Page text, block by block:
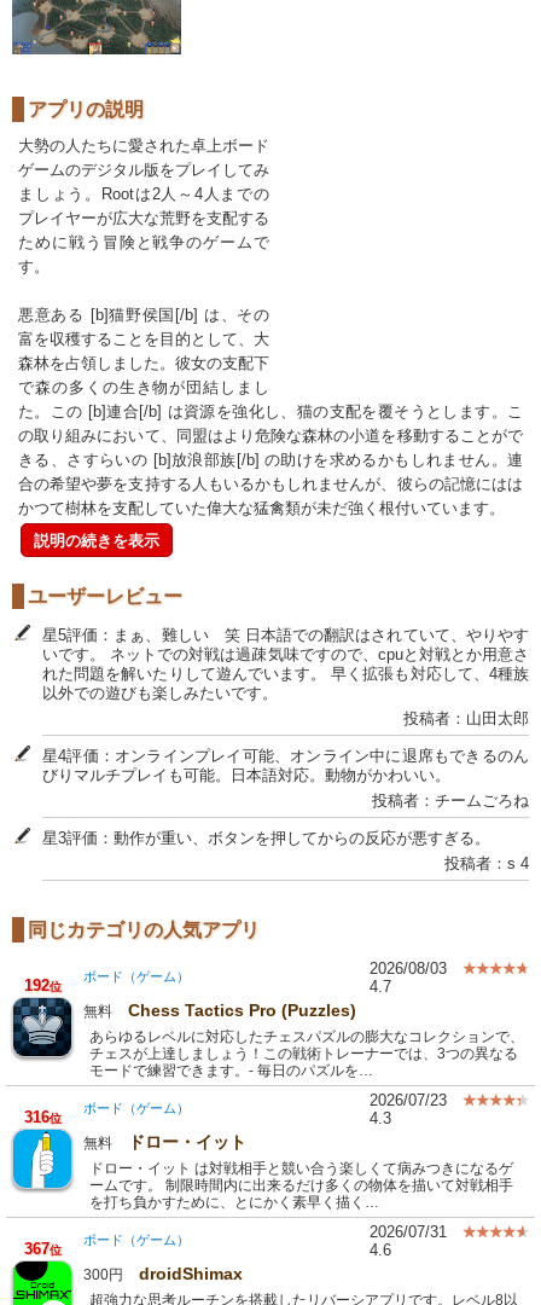
アプリの説明
大勢の人たちに愛された卓上ボード
ゲームのデジタル版をプレイしてみ
ましょう。Rootは2人～4人までの
プレイヤーが広大な荒野を支配する
ために戦う冒険と戦争のゲームで
す。
悪意ある [b]猫野侯国[/b] は、その
富を収穫することを目的として、大
森林を占領しました。彼女の支配下
で森の多くの生き物が団結しまし
た。この [b]連合[/b] は資源を強化し、猫の支配を覆そうとします。こ
の取り組みにおいて、同盟はより危険な森林の小道を移動することがで
きる、さすらいの [b]放浪部族[/b] の助けを求めるかもしれません。連
合の希望や夢を支持する人もいるかもしれませんが、彼らの記憶にはは
かつて樹林を支配していた偉大な猛禽類が未だ強く根付いています。
説明の続きを表示
ユーザーレビュー
星5評価：まぁ、難しい 笑 日本語での翻訳はされていて、やりやす
いです。 ネットでの対戦は過疎気味ですので、cpuと対戦とか用意さ
れた問題を解いたりして遊んでいます。 早く拡張も対応して、4種族
以外での遊びも楽しみたいです。
投稿者：山田太郎
星4評価：オンラインプレイ可能、オンライン中に退席もできるのん
びりマルチプレイも可能。日本語対応。動物がかわいい。
投稿者：チームごろね
星3評価：動作が重い、ボタンを押してからの反応が悪すぎる。
投稿者：s 4
同じカテゴリの人気アプリ
192位
ボード（ゲーム）
2026/08/03
4.7
無料 Chess Tactics Pro (Puzzles)
あらゆるレベルに対応したチェスパズルの膨大なコレクションで、
チェスが上達しましょう！この戦術トレーナーでは、3つの異なる
モードで練習できます。- 毎日のパズルを…
316位
ボード（ゲーム）
2026/07/23
4.3
無料 ドロー・イット
ドロー・イット は対戦相手と競い合う楽しくて病みつきになるゲ
ームです。 制限時間内に出来るだけ多くの物体を描いて対戦相手
を打ち負かすために、とにかく素早く描く…
367位
ボード（ゲーム）
2026/07/31
4.6
300円 droidShimax
超強力な思考ルーチンを搭載したリバーシアプリです。レベル8以